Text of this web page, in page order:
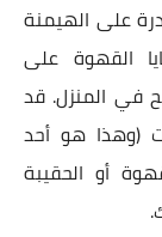
على الهيمنة
القهوة على
في المنزل. قد
(وهذا هو أحد
أو الحقيبة